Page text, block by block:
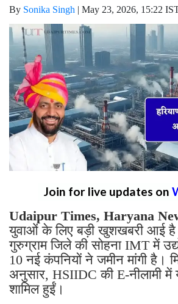
By Sonika Singh | May 23, 2026, 15:22
Join for live updates on
Udaipur Times, Haryana
युवाओं के लिए बड़ी खुशखबरी आई
गुरुग्राम जिले की सोहना IMT में
10 नई कंपनियों ने जमीन मांगी है।
अनुसार, HSIIDC की E-नीलामी में
शामिल हुईं।